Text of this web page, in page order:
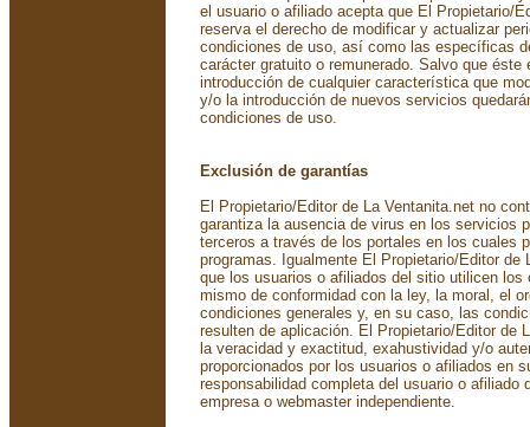
el usuario o afiliado acepta que El Propietario/
reserva el derecho de modificar y actualizar
condiciones de uso, así como las específicas
carácter gratuito o remunerado. Salvo que éste
introducción de cualquier característica que
y/o la introducción de nuevos servicios
condiciones de uso.
Exclusión de garantías
El Propietario/Editor de La Ventanita.net no
garantiza la ausencia de virus en los servicios
terceros a través de los portales en los cuales
programas. Igualmente El Propietario/Editor de
que los usuarios o afiliados del sitio utilicen
mismo de conformidad con la ley, la moral, el
condiciones generales y, en su caso, las
resulten de aplicación. El Propietario/Editor de
la veracidad y exactitud, exahustividad y/o
proporcionados por los usuarios o afiliados en
responsabilidad completa del usuario o afiliado
empresa o webmaster independiente.